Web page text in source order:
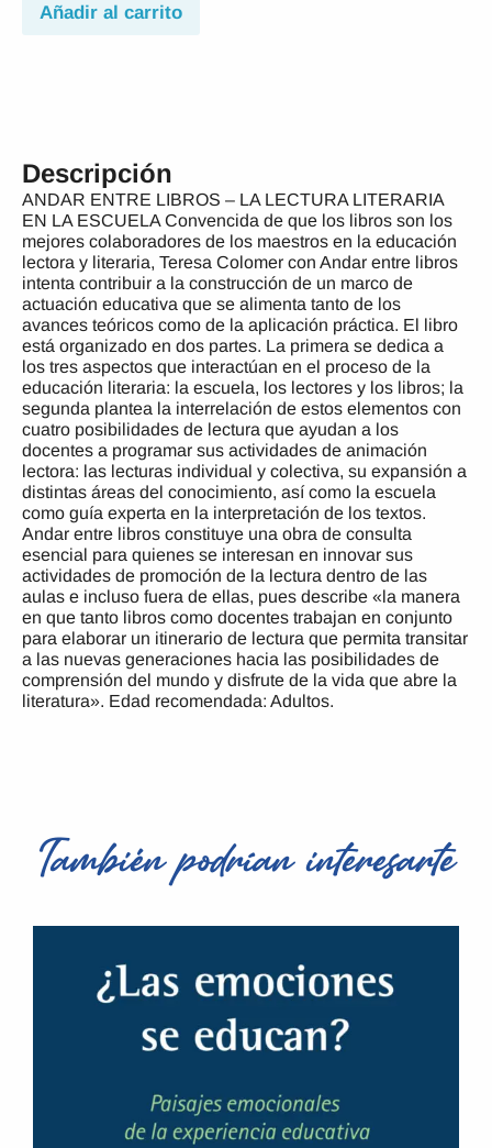
Añadir al carrito
Descripción
ANDAR ENTRE LIBROS – LA LECTURA LITERARIA
EN LA ESCUELA Convencida de que los libros son los
mejores colaboradores de los maestros en la educación
lectora y literaria, Teresa Colomer con Andar entre libros
intenta contribuir a la construcción de un marco de
actuación educativa que se alimenta tanto de los
avances teóricos como de la aplicación práctica. El libro
está organizado en dos partes. La primera se dedica a
los tres aspectos que interactúan en el proceso de la
educación literaria: la escuela, los lectores y los libros; la
segunda plantea la interrelación de estos elementos con
cuatro posibilidades de lectura que ayudan a los
docentes a programar sus actividades de animación
lectora: las lecturas individual y colectiva, su expansión a
distintas áreas del conocimiento, así como la escuela
como guía experta en la interpretación de los textos.
Andar entre libros constituye una obra de consulta
esencial para quienes se interesan en innovar sus
actividades de promoción de la lectura dentro de las
aulas e incluso fuera de ellas, pues describe «la manera
en que tanto libros como docentes trabajan en conjunto
para elaborar un itinerario de lectura que permita transitar
a las nuevas generaciones hacia las posibilidades de
comprensión del mundo y disfrute de la vida que abre la
literatura». Edad recomendada: Adultos.
También podrían interesarte